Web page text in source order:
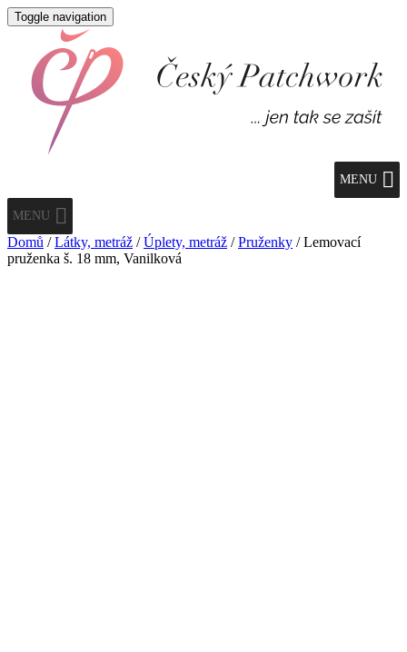
Toggle navigation
MENU
MENU
Domů /Látky, metráž /Úplety, metráž /Pruženky / Lemovací
pruženka š. 18 mm, Vanilková